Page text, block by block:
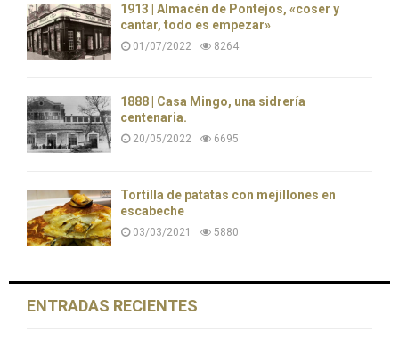
1913 | Almacén de Pontejos, «coser y
cantar, todo es empezar»
01/07/2022 8264
1888 | Casa Mingo, una sidrería
centenaria.
20/05/2022 6695
Tortilla de patatas con mejillones en
escabeche
03/03/2021 5880
ENTRADAS RECIENTES